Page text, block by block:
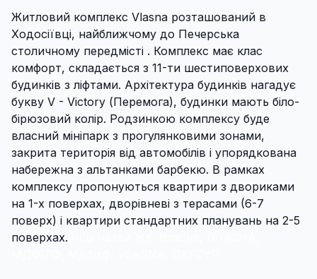
Житловий комплекс Vlasna розташований в
Ходосіївці, найближчому до Печерська
столичному передмісті . Комплекс має клас
комфорт, складається з 11-ти шестиповерхових
будинків з ліфтами. Архітектура будинків нагадує
букву V - Victory (Перемога), будинки мають біло-
бірюзовий колір. Родзинкою комплексу буде
власний мініпарк з прогулянковими зонами,
закрита територія від автомобілів і упорядкована
набережна з альтанками барбекю. В рамках
комплексу пропонуються квартири з двориками
на 1-х поверхах, дворівневі з терасами (6-7
поверх) і квартири стандартних планувань на 2-5
поверхах.